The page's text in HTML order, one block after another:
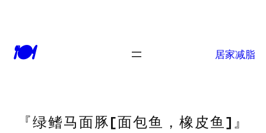
🍽 居家减脂
『绿鳍马面豚[面包鱼，橡皮鱼]』